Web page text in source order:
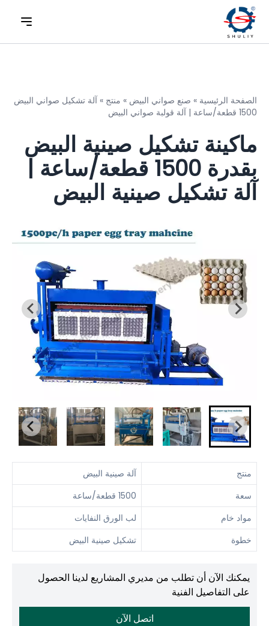
الصفحة الرئيسية » صنع صواني البيض » منتج » آلة تشكيل صواني البيض
1500 قطعة/ساعة | آلة قولبة صواني البيض
ماكينة تشكيل صينية البيض
بقدرة 1500 قطعة/ساعة |
آلة تشكيل صينية البيض
منتج
آلة صينية البيض
سعة
1500 قطعة/ساعة
مواد خام
لب الورق النفايات
خطوة
تشكيل صينية البيض
يمكنك الآن أن تطلب من مديري المشاريع لدينا الحصول
على التفاصيل الفنية
اتصل الآن